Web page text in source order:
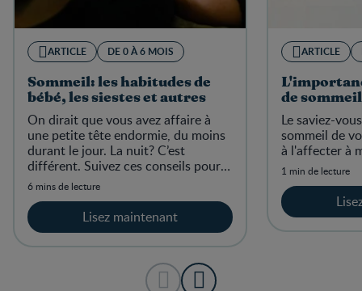
ARTICLE DE 0 À 6 MOIS
Sommeil: les habitudes de
bébé, les siestes et autres
On dirait que vous avez affaire à
une petite tête endormie, du moins
durant le jour. La nuit? C’est
différent. Suivez ces conseils pour
arriver tous les deux à vous adapter.
6 mins de lecture
Lisez maintenant
ARTICLE
de sommeil
Le saviez-
sommeil de
à l'affecter à
1 min de lecture